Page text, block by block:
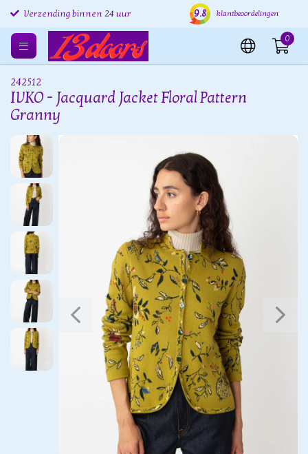
Verzending binnen 24 uur Gratis verzenden EU
9.8 klantbeoordelingen
0
242512
IVKO - Jacquard Jacket Floral Pattern
Granny